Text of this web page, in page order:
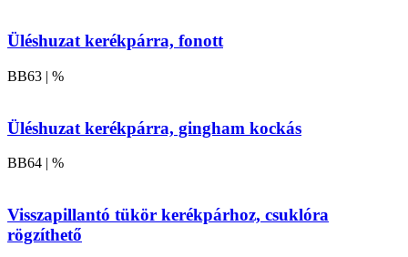
Üléshuzat kerékpárra, fonott
BB63 | %
Üléshuzat kerékpárra, gingham kockás
BB64 | %
Visszapillantó tükör kerékpárhoz, csuklóra
rögzíthető